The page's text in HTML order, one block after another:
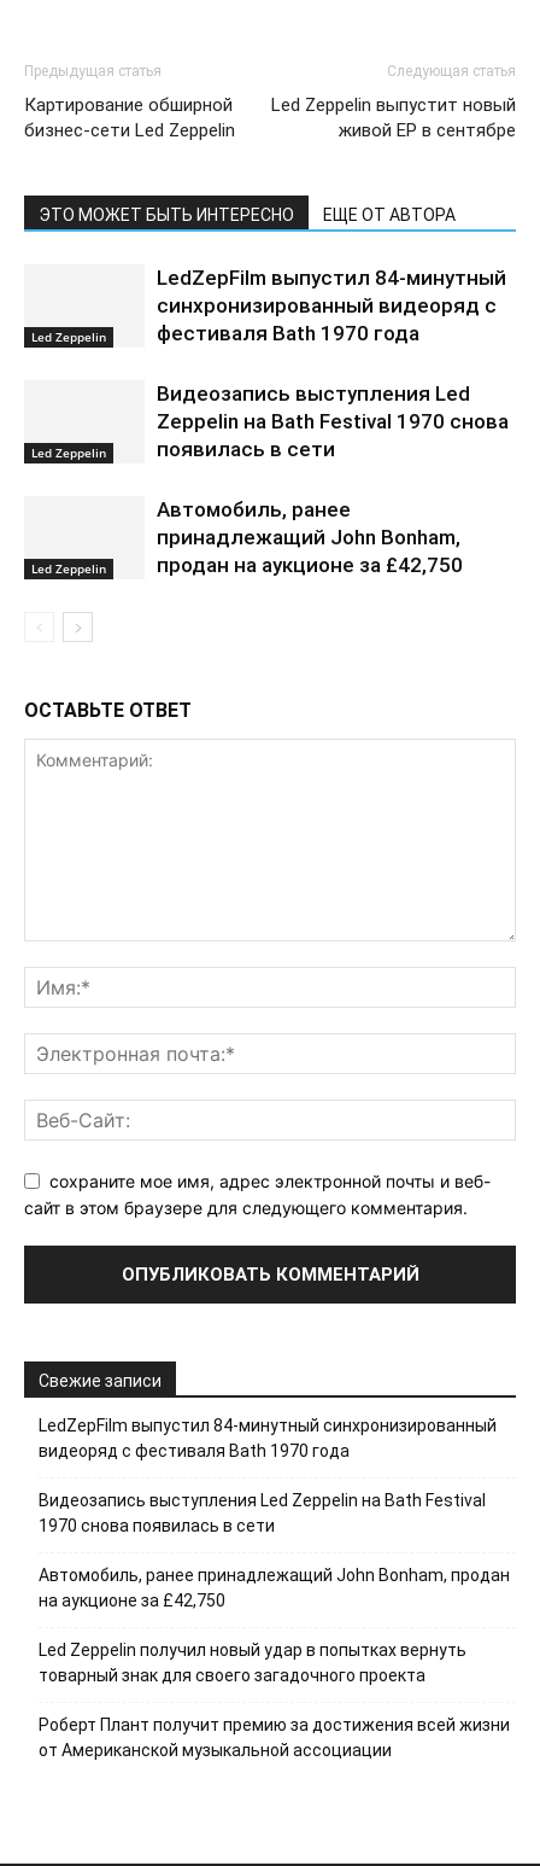
Предыдущая статья
Картирование обширной
бизнес-сети Led Zeppelin
Следующая статья
Led Zeppelin выпустит новый
живой EP в сентябре
ЭТО МОЖЕТ БЫТЬ ИНТЕРЕСНО ЕЩЕ ОТ АВТОРА
Led Zeppelin
LedZepFilm выпустил 84-минутный
синхронизированный видеоряд с
фестиваля Bath 1970 года
Led Zeppelin
Видеозапись выступления Led
Zeppelin на Bath Festival 1970 снова
появилась в сети
Led Zeppelin
Автомобиль, ранее
принадлежащий John Bonham,
продан на аукционе за £42,750
ОСТАВЬТЕ ОТВЕТ
сохраните мое имя, адрес электронной почты и веб-
сайт в этом браузере для следующего комментария.
Свежие записи
LedZepFilm выпустил 84-минутный синхронизированный
видеоряд с фестиваля Bath 1970 года
Видеозапись выступления Led Zeppelin на Bath Festival
1970 снова появилась в сети
Автомобиль, ранее принадлежащий John Bonham, продан
на аукционе за £42,750
Led Zeppelin получил новый удар в попытках вернуть
товарный знак для своего загадочного проекта
Роберт Плант получит премию за достижения всей жизни
от Американской музыкальной ассоциации